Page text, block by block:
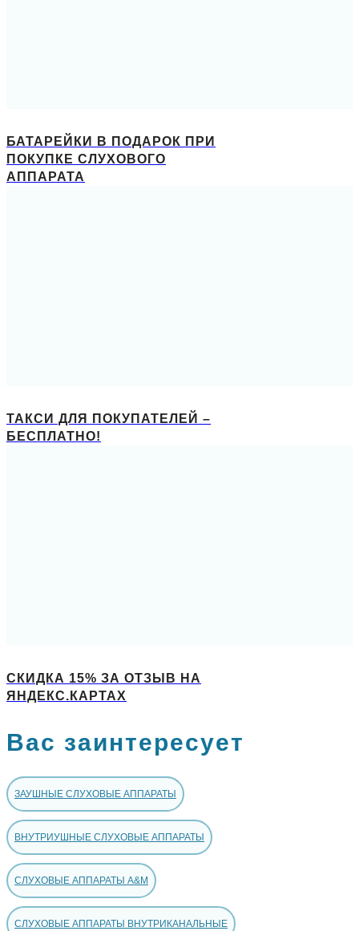
БАТАРЕЙКИ В ПОДАРОК ПРИ
ПОКУПКЕ СЛУХОВОГО
АППАРАТА
ТАКСИ ДЛЯ ПОКУПАТЕЛЕЙ –
БЕСПЛАТНО!
СКИДКА 15% ЗА ОТЗЫВ НА
ЯНДЕКС.КАРТАХ
Вас заинтересует
ЗАУШНЫЕ СЛУХОВЫЕ АППАРАТЫ
ВНУТРИУШНЫЕ СЛУХОВЫЕ АППАРАТЫ
СЛУХОВЫЕ АППАРАТЫ A&M
СЛУХОВЫЕ АППАРАТЫ ВНУТРИКАНАЛЬНЫЕ